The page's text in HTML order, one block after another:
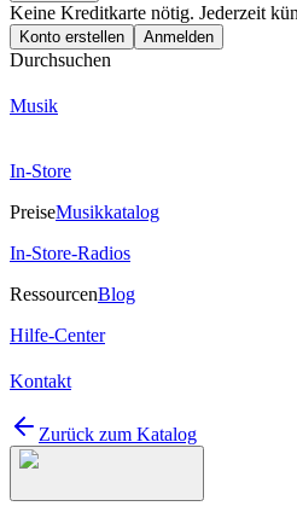
Keine Kreditkarte nötig. Jederzeit
Konto erstellen Anmelden
Durchsuchen
Musik
In-Store
PreiseMusikkatalog
In-Store-Radios
RessourcenBlog
Hilfe-Center
Kontakt
Zurück zum Katalog